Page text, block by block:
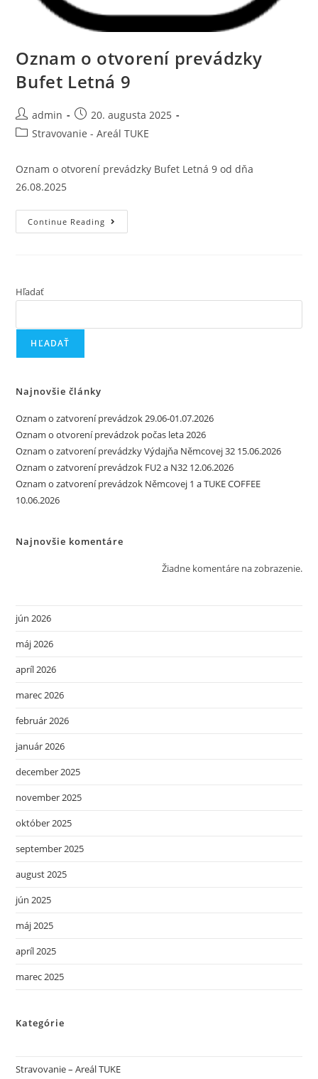
Oznam o otvorení prevádzky
Bufet Letná 9
admin
20. augusta 2025
Stravovanie - Areál TUKE
Oznam o otvorení prevádzky Bufet Letná 9 od dňa
26.08.2025
Continue Reading
Hľadať
HĽADAŤ
Najnovšie články
Oznam o zatvorení prevádzok 29.06-01.07.2026
Oznam o otvorení prevádzok počas leta 2026
Oznam o zatvorení prevádzky Výdajňa Němcovej 32 15.06.2026
Oznam o zatvorení prevádzok FU2 a N32 12.06.2026
Oznam o zatvorení prevádzok Němcovej 1 a TUKE COFFEE
10.06.2026
Najnovšie komentáre
Žiadne komentáre na zobrazenie.
jún 2026
máj 2026
apríl 2026
marec 2026
február 2026
január 2026
december 2025
november 2025
október 2025
september 2025
august 2025
jún 2025
máj 2025
apríl 2025
marec 2025
Kategórie
Stravovanie – Areál TUKE